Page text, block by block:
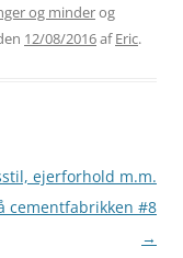
og minderog
12/08/2016afEric.
ejerforhold m.m.
cementfabrikken #8
→